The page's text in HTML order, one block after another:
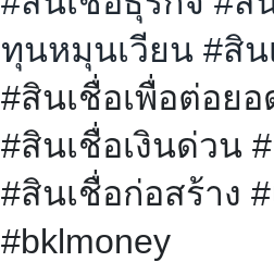
ทุนหมุนเวียน #สิ
#สินเชื่อเพื่อต่อย
#สินเชื่อเงินด่วน
#สินเชื่อก่อสร้าง
#bklmoney